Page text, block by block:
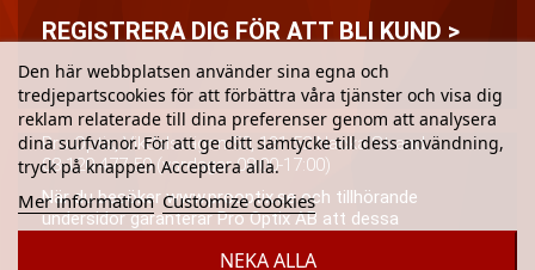
REGISTRERA DIG FÖR ATT BLI KUND >
Pro Optix, Vikdalsvägen 50, 131 52 Nacka Strand
08-120 477 50 (vardagar 08:00-17:00)
När du besöker www.prooptix.se och tillhörande
undersidor garanterar Pro Optix AB att dessa
(då och då) tillämplig dataskyddslagstiftning och Pro
Den här webbplatsen använder sina egna och
tredjepartscookies för att förbättra våra tjänster och visa dig
reklam relaterade till dina preferenser genom att analysera
dina surfvanor. För att ge ditt samtycke till dess användning,
tryck på knappen Acceptera alla.
Mer information Customize cookies
NEKA ALLA